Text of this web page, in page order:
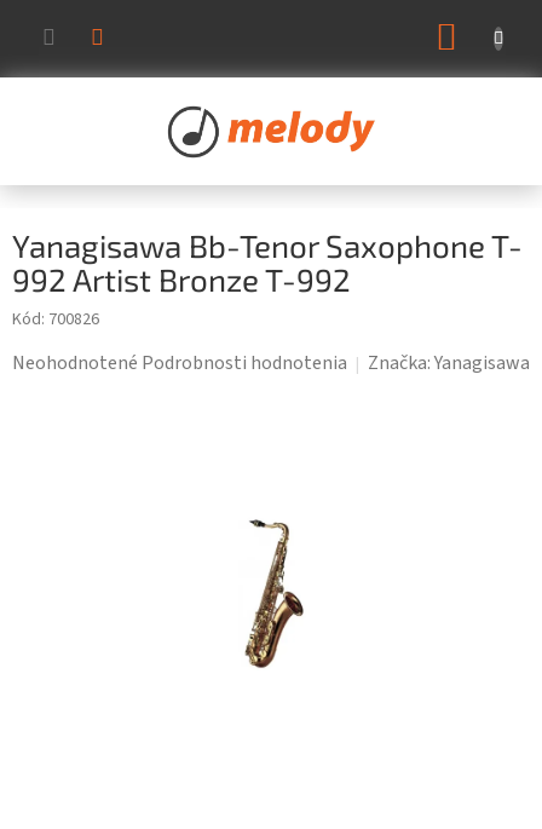
obsah
Yanagisawa Bb-Tenor Saxophone T-
992 Artist Bronze T-992
Kód: 700826
Priemerné
Neohodnotené Podrobnosti hodnotenia Značka:Yanagisawa